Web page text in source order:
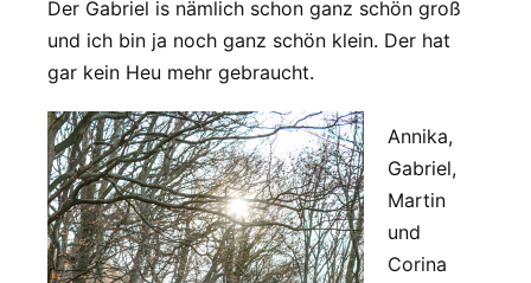
Der Gabriel is nämlich schon ganz schön groß
und ich bin ja noch ganz schön klein. Der hat
gar kein Heu mehr gebraucht.
Annika,
Gabriel,
Martin
und
Corina